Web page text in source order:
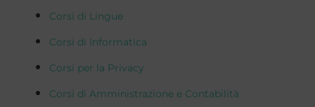
Corsi di Lingue
Corsi di Informatica
Corsi per la Privacy
Corsi di Amministrazione e Contabilità